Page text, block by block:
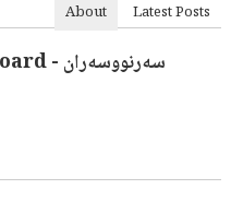
About Latest Posts
سەرنووسەران - Editorial Board